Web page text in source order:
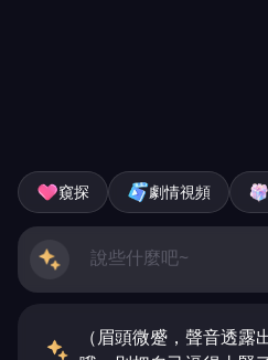
窺探 劇情視頻
（眉頭微蹙，聲音透